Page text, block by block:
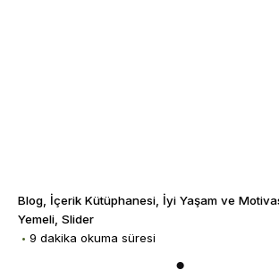
Blog İçerik Kütüphanesi İyi Yaşam ve
Yemeli Slider
9 dakika okuma süresi